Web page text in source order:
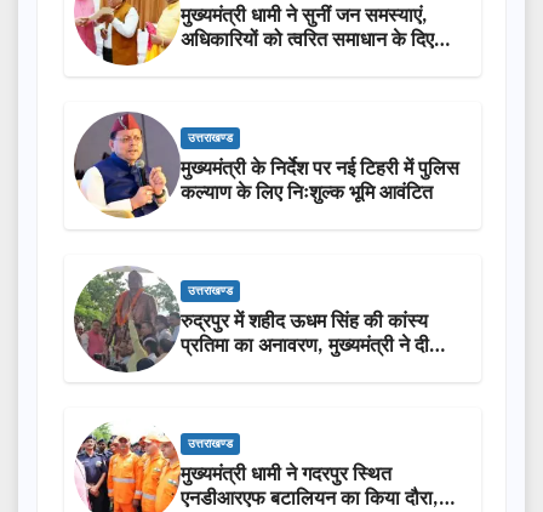
मुख्यमंत्री धामी ने सुनीं जन समस्याएं,
अधिकारियों को त्वरित समाधान के दिए
उत्तराखण्ड
मुख्यमंत्री के निर्देश पर नई टिहरी में पुलिस
कल्याण के लिए निःशुल्क भूमि आवंटित
उत्तराखण्ड
रुद्रपुर में शहीद ऊधम सिंह की कांस्य
प्रतिमा का अनावरण, मुख्यमंत्री ने दी
उत्तराखण्ड
मुख्यमंत्री धामी ने गदरपुर स्थित
एनडीआरएफ बटालियन का किया दौरा,